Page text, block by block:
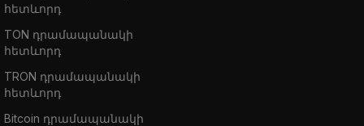
հետևորդ
TON դրամապանակի
հետևորդ
TRON դրամապանակի
հետևորդ
Bitcoin դրամապանակի